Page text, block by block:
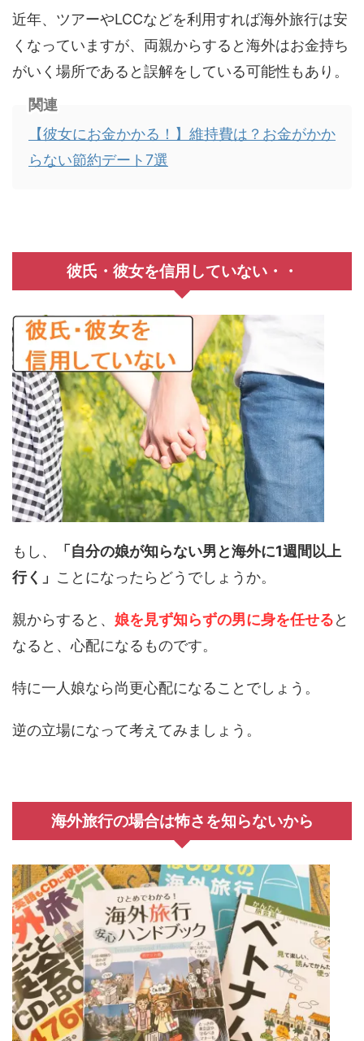
近年、ツアーやLCCなどを利用すれば海外旅行は安
くなっていますが、両親からすると海外はお金持ち
がいく場所であると誤解をしている可能性もあり。
関連
【彼女にお金かかる！】維持費は？お金がかか
らない節約デート7選
彼氏・彼女を信用していない・・
もし、
「自分の娘が知らない男と海外に1週間以上
行く」 ことになったらどうでしょうか。
親からすると、 娘を見ず知らずの男に身を任せると
なると、心配になるものです。
特に一人娘なら尚更心配になることでしょう。
逆の立場になって考えてみましょう。
海外旅行の場合は怖さを知らないから